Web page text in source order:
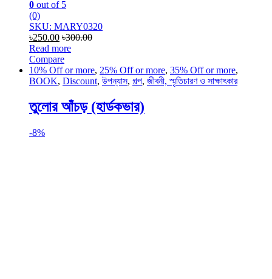
0 out of 5
(0)
SKU: MARY0320
৳250.00 ৳300.00
Read more
Compare
10% Off or more, 25% Off or more, 35% Off or more,
BOOK, Discount, উপন্যাস, গল্প, জীবনী, স্মৃতিচারণ ও সাক্ষাৎকার
তুলোর আঁচড় (হার্ডকভার)
-8%